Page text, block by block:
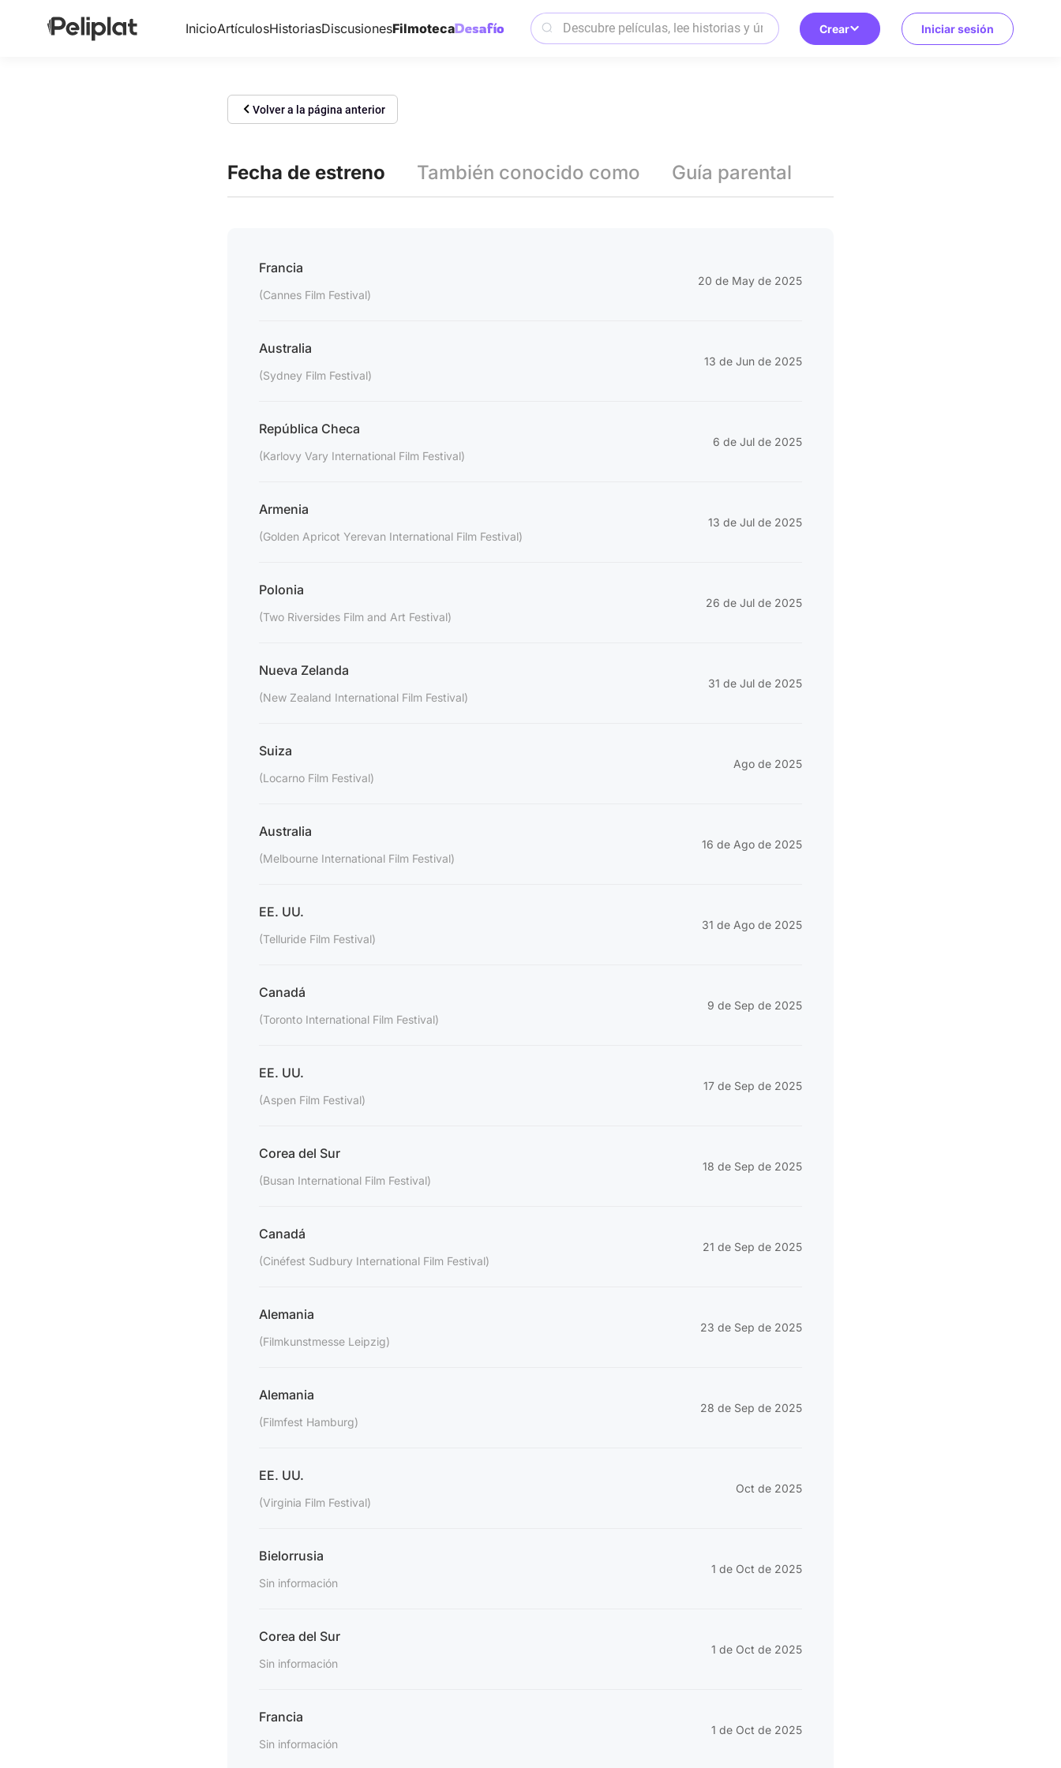
InicioArtículosHistoriasDiscusionesFilmoteca Crear Iniciar sesión
Volver a la página anterior
Fecha de estreno También conocido como Guía parental
Francia
(Cannes Film Festival)
20 de May de 2025
Australia
(Sydney Film Festival)
13 de Jun de 2025
República Checa
(Karlovy Vary International Film Festival)
6 de Jul de 2025
Armenia
(Golden Apricot Yerevan International Film Festival)
13 de Jul de 2025
Polonia
(Two Riversides Film and Art Festival)
26 de Jul de 2025
Nueva Zelanda
(New Zealand International Film Festival)
31 de Jul de 2025
Suiza
(Locarno Film Festival)
Ago de 2025
Australia
(Melbourne International Film Festival)
16 de Ago de 2025
EE. UU.
(Telluride Film Festival)
31 de Ago de 2025
Canadá
(Toronto International Film Festival)
9 de Sep de 2025
EE. UU.
(Aspen Film Festival)
17 de Sep de 2025
Corea del Sur
(Busan International Film Festival)
18 de Sep de 2025
Canadá
(Cinéfest Sudbury International Film Festival)
21 de Sep de 2025
Alemania
(Filmkunstmesse Leipzig)
23 de Sep de 2025
Alemania
(Filmfest Hamburg)
28 de Sep de 2025
EE. UU.
(Virginia Film Festival)
Oct de 2025
Bielorrusia
Sin información
1 de Oct de 2025
Corea del Sur
Sin información
1 de Oct de 2025
Francia
Sin información
1 de Oct de 2025